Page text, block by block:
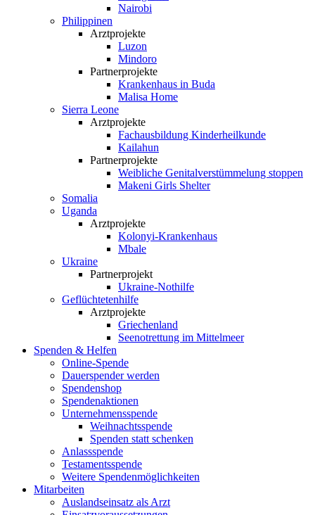
Nairobi
Philippinen
Arztprojekte
Luzon
Mindoro
Partnerprojekte
Krankenhaus in Buda
Malisa Home
Sierra Leone
Arztprojekte
Fachausbildung Kinderheilkunde
Kailahun
Partnerprojekte
Weibliche Genital­verstümmelung stoppen
Makeni Girls Shelter
Somalia
Uganda
Arztprojekte
Kolonyi-Krankenhaus
Mbale
Ukraine
Partnerprojekt
Ukraine-Nothilfe
Geflüchtetenhilfe
Arztprojekte
Griechenland
Seenotrettung im Mittelmeer
Spenden & Helfen
Online-Spende
Dauerspender werden
Spendenshop
Spendenaktionen
Unternehmens­spende
Weihnachtsspende
Spenden statt schenken
Anlassspende
Testamentsspende
Weitere Spenden­möglichkeiten
Mitarbeiten
Auslandseinsatz als Arzt